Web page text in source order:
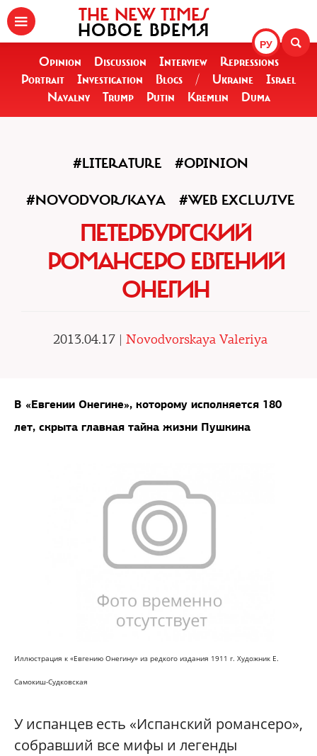
РУ
THE NEW TIMES
НОВОЕ ВРЕМЯ
Opinion Discussion Interview
Repressions
Portrait
Investigation Blogs / Ukraine
Israel
Navalny
Trump Putin Kremlin Duma
#LITERATURE #OPINION
#NOVODVORSKAYA #WEB EXCLUSIVE
ПЕТЕРБУРГСКИЙ
РОМАНСЕРО ЕВГЕНИЙ
ОНЕГИН
2013.04.17 | Novodvorskaya Valeriya
В «Евгении Онегине», которому исполняется 180
лет, скрыта главная тайна жизни Пушкина
Иллюстрация к «Евгению Онегину» из редкого издания 1911 г. Художник Е.
Самокиш-Судковская
У испанцев есть «Испанский романсеро»,
собравший все мифы и легенды